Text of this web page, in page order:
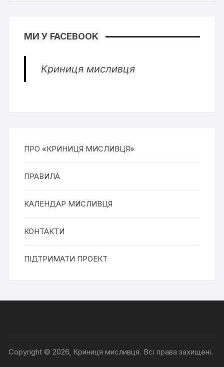
МИ У FACEBOOK
Криниця мисливця
ПРО «КРИНИЦЯ МИСЛИВЦЯ»
ПРАВИЛА
КАЛЕНДАР МИСЛИВЦЯ
КОНТАКТИ
ПІДТРИМАТИ ПРОЕКТ
Copyright © 2026, Криниця мисливця. Всі права захищені.